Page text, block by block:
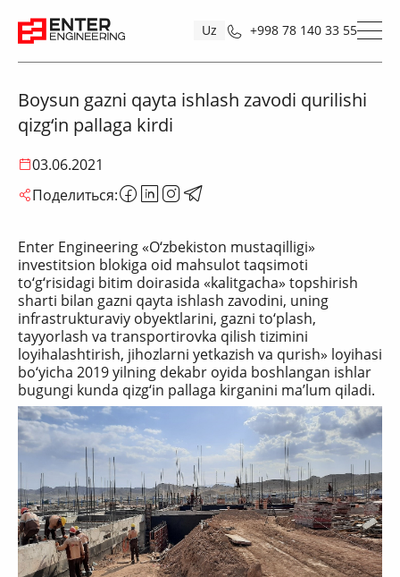
Uz +998 78 140 33 55
Boysun gazni qayta ishlash zavodi qurilishi
qizg‘in pallaga kirdi
03.06.2021
Поделиться:
Enter Engineering «O‘zbekiston mustaqilligi»
investitsion blokiga oid mahsulot taqsimoti
to‘g‘risidagi bitim doirasida «kalitgacha» topshirish
sharti bilan gazni qayta ishlash zavodini, uning
infrastrukturaviy obyektlarini, gazni to‘plash,
tayyorlash va transportirovka qilish tizimini
loyihalashtirish, jihozlarni yetkazish va qurish» loyihasi
bo‘yicha 2019 yilning dekabr oyida boshlangan ishlar
bugungi kunda qizg‘in pallaga kirganini ma’lum qiladi.